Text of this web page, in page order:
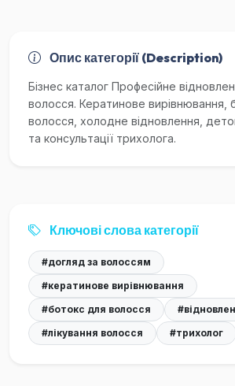
Опис категорії (Description)
Бізнес каталог Професійне
волосся. Кератинове вирівнювання,
волосся, холодне відновлення,
та консультації трихолога.
Ключові слова категорії
#догляд за волоссям
#кератинове вирівнювання
#ботокс для волосся
#лікування волосся
#трихолог